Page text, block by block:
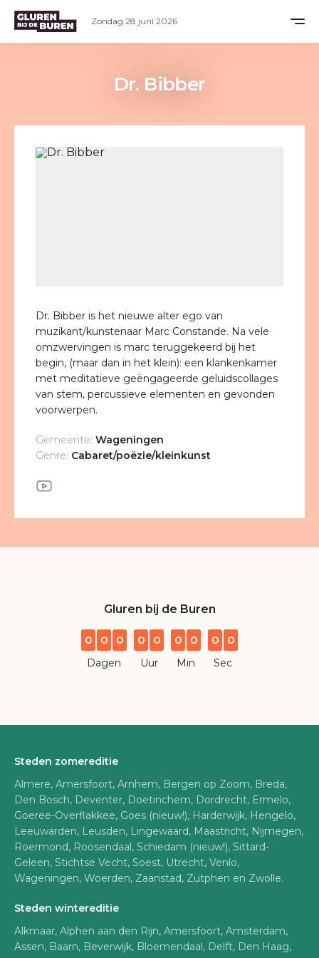
Dr. Bibber
Dr. Bibber is het nieuwe alter ego van
muzikant/kunstenaar Marc Constande. Na vele
omzwervingen is marc teruggekeerd bij het
begin, (maar dan in het klein): een klankenkamer
met meditatieve geëngageerde geluidscollages
van stem, percussieve elementen en gevonden
voorwerpen.
Gemeente: Wageningen
Genre: Cabaret/poëzie/kleinkunst
Gluren bij de Buren
0 0 0
Dagen
0 0
Uur
0 0
Min
0 0
Sec
Steden zomereditie
Almere, Amersfoort, Arnhem, Bergen op Zoom, Breda,
Den Bosch, Deventer, Doetinchem, Dordrecht, Ermelo,
Goeree-Overflakkee, Goes (nieuw!), Harderwijk, Hengelo,
Leeuwarden, Leusden, Lingewaard, Maastricht, Nijmegen,
Roermond, Roosendaal, Schiedam (nieuw!), Sittard-
Geleen, Stichtse Vecht, Soest, Utrecht, Venlo,
Wageningen, Woerden, Zaanstad, Zutphen en Zwolle.
Steden wintereditie
Alkmaar, Alphen aan den Rijn, Amersfoort, Amsterdam,
Assen, Baarn, Beverwijk, Bloemendaal, Delft, Den Haag,
Zondag 28 juni 2026